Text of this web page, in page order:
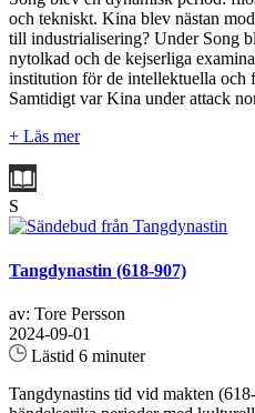
och tekniskt. Kina blev nästan
till industrialisering? Under Song
nytolkad och de kejserliga
institution för de intellektuella och
Samtidigt var Kina under attack
+ Läs mer
S
Tangdynastin (618-907)
av: Tore Persson
2024-09-01
Lästid 6 minuter
Tangdynastins tid vid makten